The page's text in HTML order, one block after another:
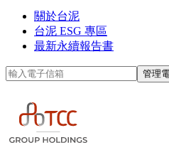
關於台泥
台泥 ESG 專區
最新永續報告書
管理